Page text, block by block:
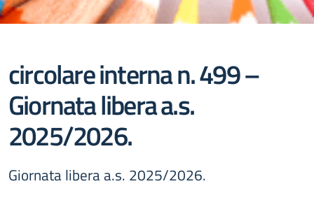
circolare interna n. 499 –
Giornata libera a.s.
2025/2026.
Giornata libera a.s. 2025/2026.